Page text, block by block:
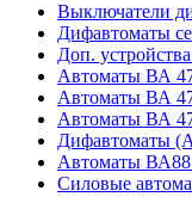
Выключатели
Дифавтоматы
Доп.
Автоматы ВА
Автоматы ВА
Автоматы ВА
Дифавтоматы
Автоматы ВА88
Силовые